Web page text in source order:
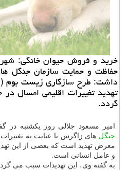
خرید و فروش حیوان خانگی:
حفاظت و حمایت سازمان جنگل
داشت: طرح سازگاری زیست بوم
تهدید تغییرات اقلیمی امسال
گردد.
امیر مسعود جلالی روز یكشنبه در
جنگل های زاگرس با عنایت به
معرض تهدید است كه بعضی از این
و عامل انسانی است.
به گفته وی، این تهدیدات سبب می